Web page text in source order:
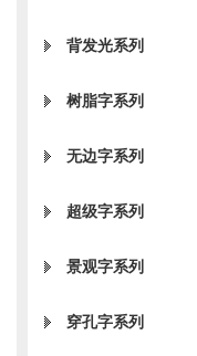
背发光系列
树脂字系列
无边字系列
超级字系列
景观字系列
穿孔字系列